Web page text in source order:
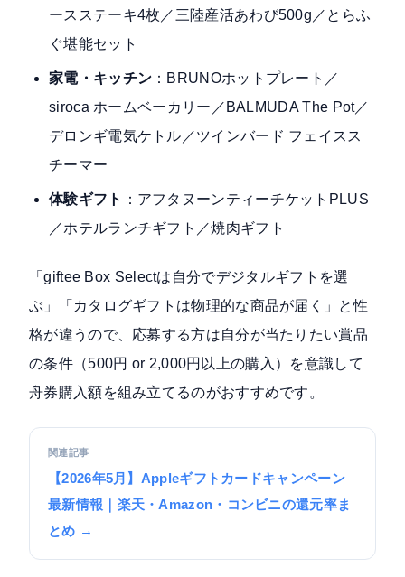
ースステーキ4枚／三陸産活あわび500g／とらふ
ぐ堪能セット
家電・キッチン ：BRUNOホットプレート／
siroca ホームベーカリー／BALMUDA The Pot／
デロンギ電気ケトル／ツインバード フェイスス
チーマー
体験ギフト
：アフタヌーンティーチケットPLUS
／ホテルランチギフト／焼肉ギフト
「giftee Box Selectは自分でデジタルギフトを選
ぶ」「カタログギフトは物理的な商品が届く」と性
格が違うので、応募する方は自分が当たりたい賞品
の条件（500円 or 2,000円以上の購入）を意識して
舟券購入額を組み立てるのがおすすめです。
関連記事
【2026年5月】Appleギフトカードキャンペーン
最新情報｜楽天・Amazon・コンビニの還元率ま
とめ →